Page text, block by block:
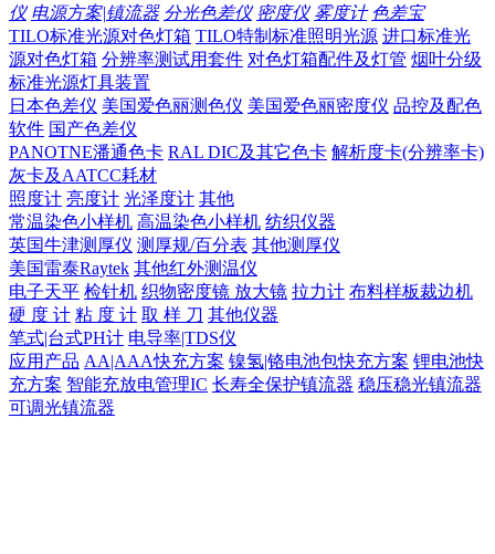
仪 电源方案|镇流器 分光色差仪 密度仪 雾度计 色差宝
TILO标准光源对色灯箱 TILO特制标准照明光源 进口标准光
源对色灯箱 分辨率测试用套件 对色灯箱配件及灯管 烟叶分级
标准光源灯具装置
日本色差仪 美国爱色丽测色仪 美国爱色丽密度仪 品控及配色
软件 国产色差仪
PANOTNE潘通色卡 RAL DIC及其它色卡 解析度卡(分辨率卡)
灰卡及AATCC耗材
照度计 亮度计 光泽度计 其他
常温染色小样机 高温染色小样机 纺织仪器
英国牛津测厚仪 测厚规/百分表 其他测厚仪
美国雷泰Raytek 其他红外测温仪
电子天平 检针机 织物密度镜 放大镜 拉力计 布料样板裁边机
硬 度 计 粘 度 计 取 样 刀 其他仪器
笔式|台式PH计 电导率|TDS仪
应用产品 AA|AAA快充方案 镍氢|铬电池包快充方案 锂电池快
充方案 智能充放电管理IC 长寿全保护镇流器 稳压稳光镇流器
可调光镇流器